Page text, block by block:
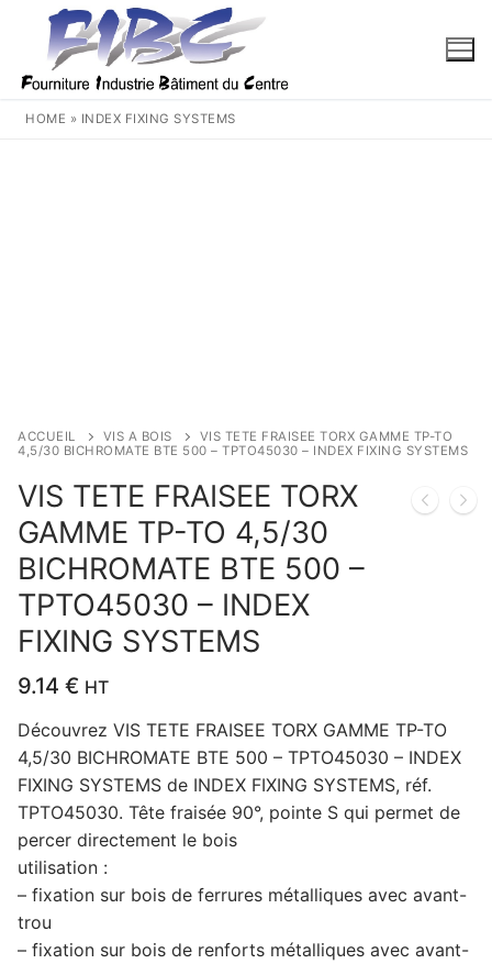
contenu
HOME » INDEX FIXING SYSTEMS
ACCUEIL VIS A BOIS
VIS TETE FRAISEE TORX GAMME TP-TO
4,5/30 BICHROMATE BTE 500 – TPTO45030 – INDEX FIXING SYSTEMS
VIS TETE FRAISEE TORX
GAMME TP-TO 4,5/30
BICHROMATE BTE 500 –
TPTO45030 – INDEX
FIXING SYSTEMS
9.14 € HT
Découvrez VIS TETE FRAISEE TORX GAMME TP-TO
4,5/30 BICHROMATE BTE 500 – TPTO45030 – INDEX
FIXING SYSTEMS de INDEX FIXING SYSTEMS, réf.
TPTO45030. Tête fraisée 90°, pointe S qui permet de
percer directement le bois
utilisation :
– fixation sur bois de ferrures métalliques avec avant-
trou
– fixation sur bois de renforts métalliques avec avant-